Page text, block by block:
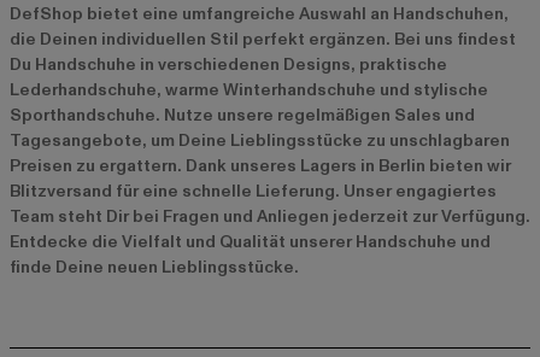
DefShop bietet eine umfangreiche Auswahl an Handschuhen,
die Deinen individuellen Stil perfekt ergänzen. Bei uns findest
Du Handschuhe in verschiedenen Designs, praktische
Lederhandschuhe, warme Winterhandschuhe und stylische
Sporthandschuhe. Nutze unsere regelmäßigen Sales und
Tagesangebote, um Deine Lieblingsstücke zu unschlagbaren
Preisen zu ergattern. Dank unseres Lagers in Berlin bieten wir
Blitzversand für eine schnelle Lieferung. Unser engagiertes
Team steht Dir bei Fragen und Anliegen jederzeit zur Verfügung.
Entdecke die Vielfalt und Qualität unserer Handschuhe und
finde Deine neuen Lieblingsstücke.